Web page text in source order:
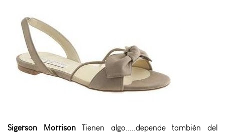
Sigerson MorrisonTienen algo.....depende también del